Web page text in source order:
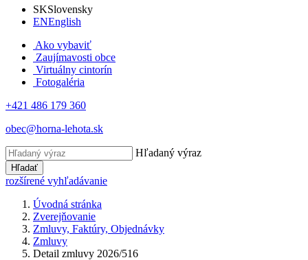
SKSlovensky
ENEnglish
Ako vybaviť
Zaujímavosti obce
Virtuálny cintorín
Fotogaléria
+421 486 179 360
obec@horna-lehota.sk
Hľadaný výraz
Hľadať
rozšírené vyhľadávanie
Úvodná stránka
Zverejňovanie
Zmluvy, Faktúry, Objednávky
Zmluvy
Detail zmluvy 2026/516